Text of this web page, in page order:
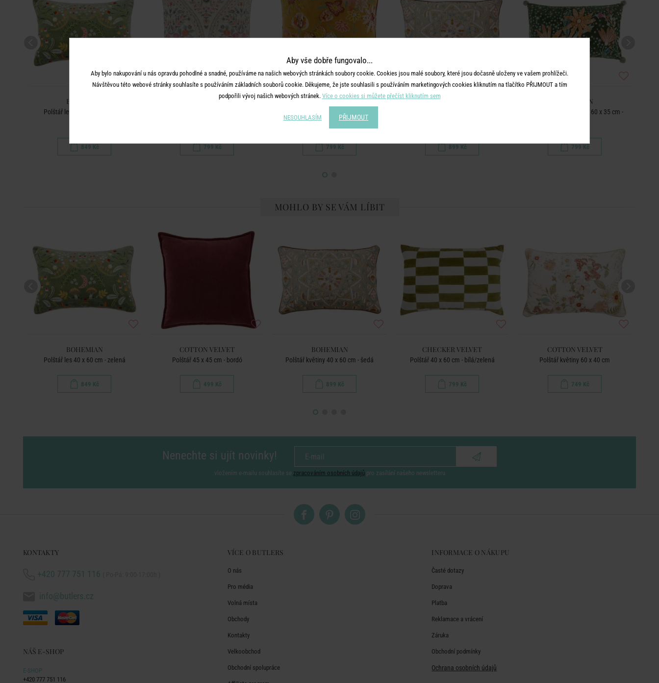
BOHEMIAN
Polštář les 40 x 60 cm - zelená
849 Kč
BOHEMIAN
799 Kč
BOHEMIAN
Polštář květiny 50 x 50 cm - hořčicová
799 Kč
BOHEMIAN
899 Kč
BOHEMIAN
Polštář květinová louka 60 x 35 cm -
799 Kč
MOHLO BY SE VÁM LÍBIT
BOHEMIAN
Polštář les 40 x 60 cm - zelená
849 Kč
COTTON VELVET
Polštář 45 x 45 cm - bordó
499 Kč
BOHEMIAN
Polštář květiny 40 x 60 cm - šedá
899 Kč
CHECKER VELVET
Polštář 40 x 60 cm - bílá/zelená
799 Kč
COTTON VELVET
Polštář květiny 60 x 40 cm
749 Kč
Nenechte si ujít novinky!
vložením e-mailu souhlasíte se zpracováním osobních údajů pro zasílání našeho newsletteru
KONTAKTY
+420 777 751 116
info@butlers.cz
NÁŠ E-SHOP
E-SHOP
+420 777 751 116
VÍCE O BUTLERS
O nás
Pro média
Volná místa
Obchody
Kontakty
Velkoobchod
Obchodní spolupráce
INFORMACE O NÁKUPU
Časté dotazy
Doprava
Platba
Reklamace a vrácení
Záruka
Obchodní podmínky
Ochrana osobních údajů
Aby vše dobře fungovalo...
Aby bylo nakupování u nás opravdu pohodlné a snadné, používáme na našich webových stránkách soubory cookie. Cookies jsou malé soubory, které jsou dočasně uloženy ve vašem prohlížeči.
Návštěvou této webové stránky souhlasíte s používáním základních souborů cookie. Děkujeme, že jste souhlasili s používáním marketingových cookies kliknutím na tlačítko PŘIJMOUT a tím
podpořili vývoj našich webových stránek. Více o cookies si můžete přečíst kliknutím sem
NESOUHLASÍM PŘIJMOUT